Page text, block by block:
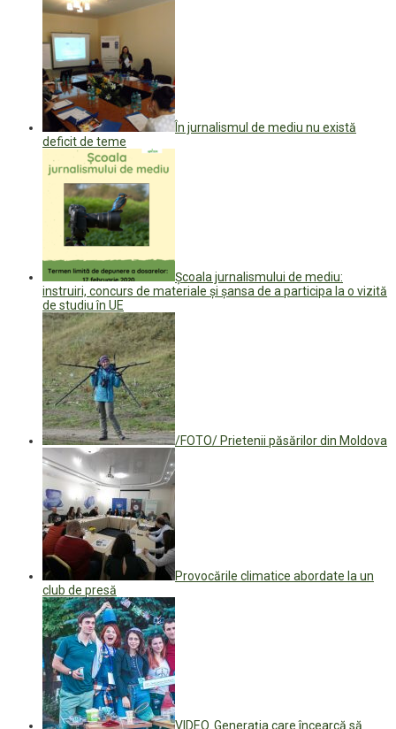
În jurnalismul de mediu nu există
deficit de teme
Școala jurnalismului de mediu:
instruiri, concurs de materiale și șansa de a participa la o vizită
de studiu în UE
/FOTO/ Prietenii păsărilor din Moldova
Provocările climatice abordate la un
club de presă
VIDEO. Generația care încearcă să